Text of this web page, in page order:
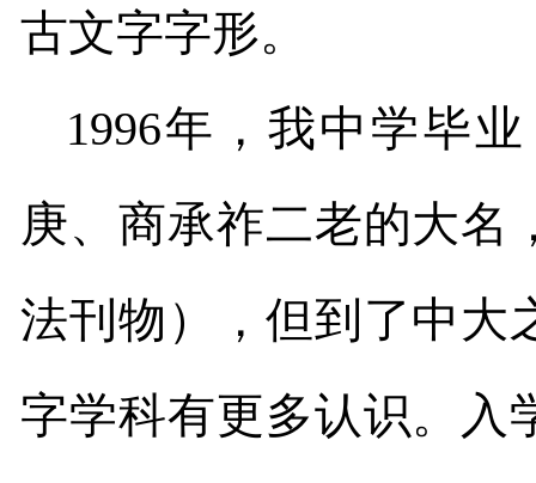
古文字字形。
1996年，我中学毕
庚、商承祚二老的大名
法刊物），但到了中大
字学科有更多认识。入